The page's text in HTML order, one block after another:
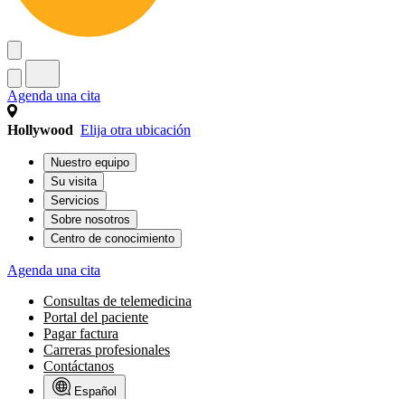
Agenda una cita
Hollywood Elija otra ubicación
Nuestro equipo
Su visita
Servicios
Sobre nosotros
Centro de conocimiento
Agenda una cita
Consultas de telemedicina
Portal del paciente
Pagar factura
Carreras profesionales
Contáctanos
Español